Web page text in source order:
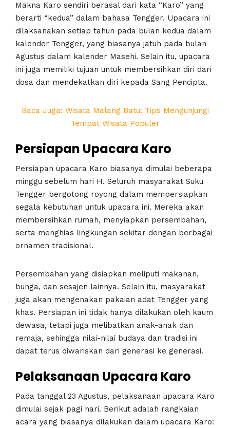
Makna Karo sendiri berasal dari kata “Karo” yang
berarti “kedua” dalam bahasa Tengger. Upacara ini
dilaksanakan setiap tahun pada bulan kedua dalam
kalender Tengger, yang biasanya jatuh pada bulan
Agustus dalam kalender Masehi. Selain itu, upacara
ini juga memiliki tujuan untuk membersihkan diri dari
dosa dan mendekatkan diri kepada Sang Pencipta.
Baca Juga: Wisata Malang Batu: Tips Mengunjungi
Tempat Wisata Populer
Persiapan Upacara Karo
Persiapan upacara Karo biasanya dimulai beberapa
minggu sebelum hari H. Seluruh masyarakat Suku
Tengger bergotong royong dalam mempersiapkan
segala kebutuhan untuk upacara ini. Mereka akan
membersihkan rumah, menyiapkan persembahan,
serta menghias lingkungan sekitar dengan berbagai
ornamen tradisional.
Persembahan yang disiapkan meliputi makanan,
bunga, dan sesajen lainnya. Selain itu, masyarakat
juga akan mengenakan pakaian adat Tengger yang
khas. Persiapan ini tidak hanya dilakukan oleh kaum
dewasa, tetapi juga melibatkan anak-anak dan
remaja, sehingga nilai-nilai budaya dan tradisi ini
dapat terus diwariskan dari generasi ke generasi.
Pelaksanaan Upacara Karo
Pada tanggal 23 Agustus, pelaksanaan upacara Karo
dimulai sejak pagi hari. Berikut adalah rangkaian
acara yang biasanya dilakukan dalam upacara Karo: